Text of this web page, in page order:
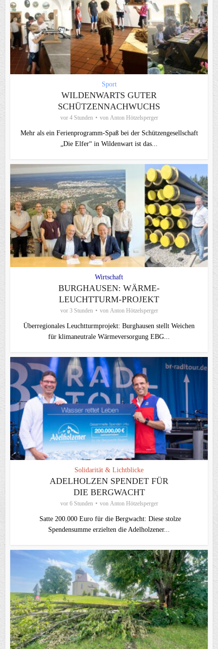
Sport
WILDENWARTS GUTER
SCHÜTZENNACHWUCHS
vor 4 Stunden von Anton Hötzelsperger
Mehr als ein Ferienprogramm-Spaß bei der Schützengesellschaft
„Die Elfer“ in Wildenwart ist das...
Wirtschaft
BURGHAUSEN: WÄRME-
LEUCHTTURM-PROJEKT
vor 3 Stunden von Anton Hötzelsperger
Überregionales Leuchtturmprojekt: Burghausen stellt Weichen
für klimaneutrale Wärmeversorgung EBG...
Solidarität & Lichtblicke
ADELHOLZEN SPENDET FÜR
DIE BERGWACHT
vor 6 Stunden von Anton Hötzelsperger
Satte 200.000 Euro für die Bergwacht: Diese stolze
Spendensumme erzielten die Adelholzener...